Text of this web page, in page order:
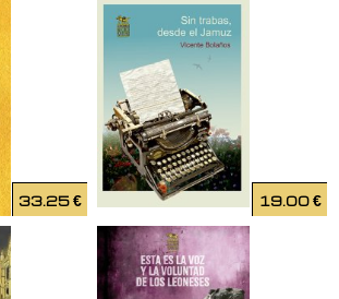
33.25 € 19.00 €